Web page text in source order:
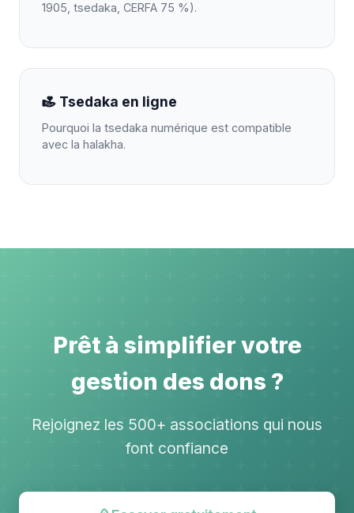
1905, tsedaka, CERFA 75 %).
Tsedaka en ligne
Pourquoi la tsedaka numérique est compatible
avec la halakha.
Prêt à simplifier votre
gestion des dons ?
Rejoignez les 500+ associations qui nous
font confiance